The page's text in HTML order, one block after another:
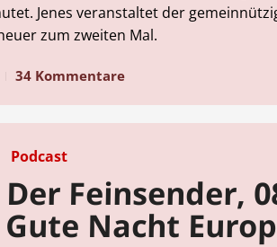
Jenes veranstaltet der
zum zweiten Mal.
34 Kommentare
Podcast
Der Feinsender,
Gute Nacht